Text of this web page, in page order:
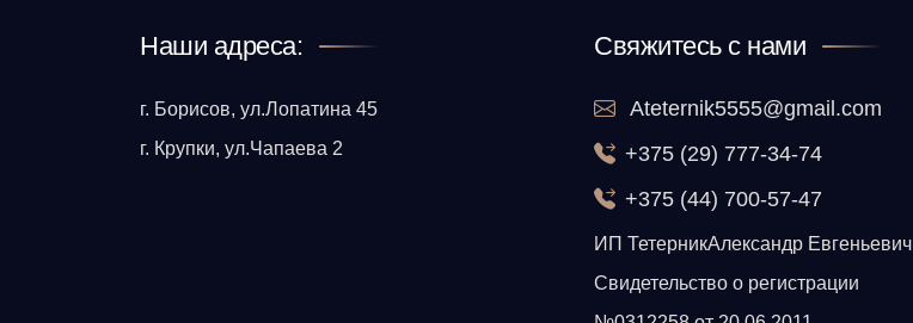
Наши адреса:
г. Борисов, ул.Лопатина 45
г. Крупки, ул.Чапаева 2
Свяжитесь с нами
Ateternik5555@gmail.com
+375 (29) 777-34-74
+375 (44) 700-57-47
ИП ТетерникАлександр Евгеньевич
Свидетельство о регистрации